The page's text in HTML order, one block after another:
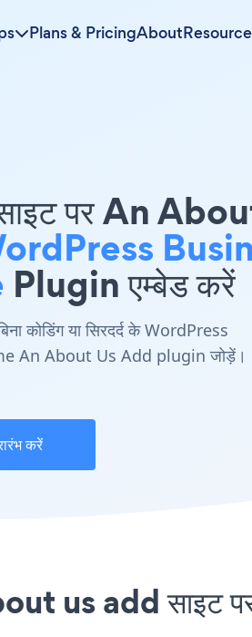
Plans & PricingAbout
पर An
Plugin एम्बेड करें
कोडिंग या सिरदर्द के WordPress
An About Us Add plugin जोड़ें।
करें
us add साइट